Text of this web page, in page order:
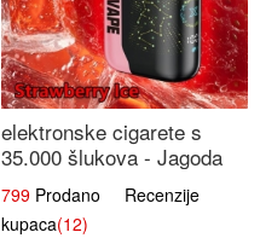
elektronske cigarete s
35.000 šlukova - Jagoda
Led | Ohladivši i
Osježavajući Okus
799 Prodano Recenzije
kupaca(12)